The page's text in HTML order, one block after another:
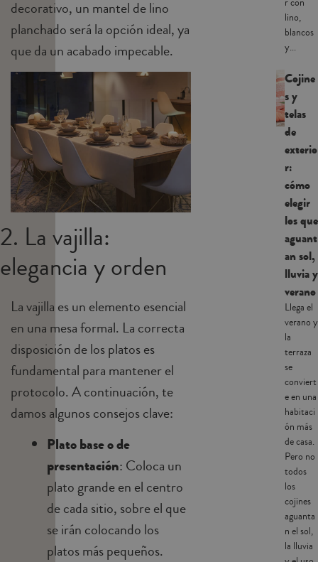
decorativo, un mantel de lino
planchado será la opción ideal, ya
que da un acabado impecable.
2. La vajilla:
elegancia y orden
La vajilla es un elemento esencial
en una mesa formal. La correcta
disposición de los platos es
fundamental para mantener el
protocolo. A continuación, te
damos algunos consejos clave:
Plato base o de
presentación: Coloca un
plato grande en el centro
de cada sitio, sobre el que
se irán colocando los
platos más pequeños.
lino,
blancos
y...
Cojine
s y
telas
de
exterio
r:
cómo
elegir
los que
aguant
an sol,
lluvia y
verano
Llega el
verano y
la
terraza
se
conviert
e en una
habitaci
ón más
de casa.
Pero no
todos
los
cojines
aguanta
n el sol,
la lluvia